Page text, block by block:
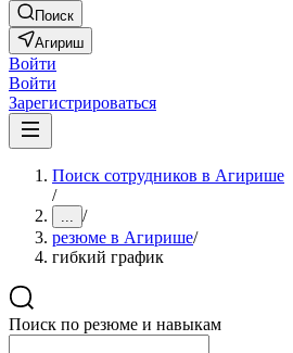
Поиск
Агириш
Войти
Войти
Зарегистрироваться
Поиск сотрудников в Агирише
/
... /
резюме в Агирише/
гибкий график
Поиск по резюме и навыкам